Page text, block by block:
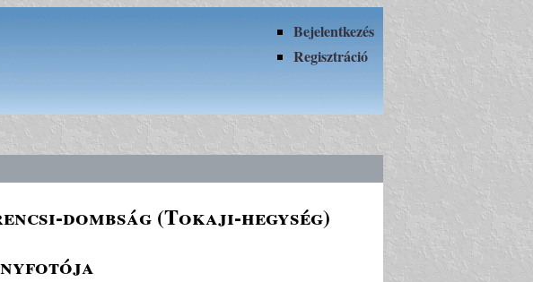
Bejelentkezés
Regisztráció
dombság (Tokaji-hegység)